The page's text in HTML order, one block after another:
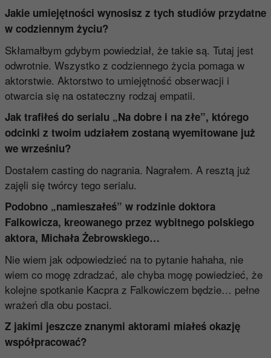
Jakie umiejętności wynosisz z tych studiów przydatne
w codziennym życiu?
Skłamałbym gdybym powiedział, że takie są. Tutaj jest
odwrotnie. Wszystko z codziennego życia pomaga w
aktorstwie. Aktorstwo to umiejętność obserwacji i
otwarcia się na ostateczny rodzaj empatii.
Jak trafiłeś do serialu „Na dobre i na złe”, którego
odcinki z twoim udziałem zostaną wyemitowane już
we wrześniu?
Dostałem casting do nagrania. Nagrałem. A resztą już
zajęli się twórcy tego serialu.
Podobno „namieszałeś” w rodzinie doktora
Falkowicza, kreowanego przez wybitnego polskiego
aktora, Michała Żebrowskiego…
Nie wiem jak odpowiedzieć na to pytanie hahaha, nie
wiem co mogę zdradzać, ale chyba mogę powiedzieć, że
kolejne spotkanie Kacpra z Falkowiczem będzie… pełne
wrażeń dla obu postaci.
Z jakimi jeszcze znanymi aktorami miałeś okazję
współpracować?